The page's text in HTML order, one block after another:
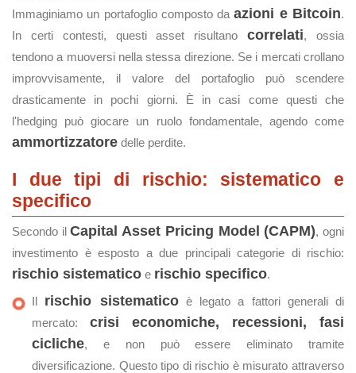
Immaginiamo un portafoglio composto daazioni e Bitcoin.
In certi contesti, questi asset risultanocorrelati, ossia
tendono a muoversi nella stessa direzione. Se i mercati crollano
improvvisamente, il valore del portafoglio può scendere
drasticamente in pochi giorni. È in casi come questi che
l'hedging può giocare un ruolo fondamentale, agendo come
ammortizzatore delle perdite.
I due tipi di rischio: sistematico e
specifico
Secondo ilCapital Asset Pricing Model (CAPM), ogni
investimento è esposto a due principali categorie di rischio:
rischio sistematico e rischio specifico.
Il rischio sistematicoè legato a fattori generali di
mercato: crisi economiche, recessioni, fasi
cicliche, e non può essere eliminato tramite
diversificazione. Questo tipo di rischio è misurato attraverso